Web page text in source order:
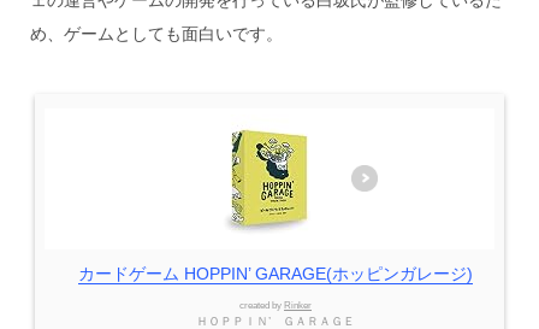
め、ゲームとしても面白いです。
カードゲーム HOPPIN’ GARAGE(ホッピンガレージ)
created by Rinker
ＨＯＰＰＩＮ’ ＧＡＲＡＧＥ